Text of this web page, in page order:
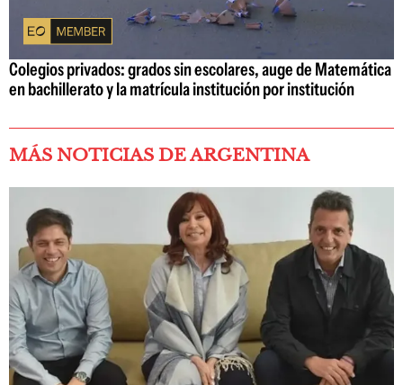
Colegios privados: grados sin escolares, auge de Matemática
en bachillerato y la matrícula institución por institución
MÁS NOTICIAS DE ARGENTINA